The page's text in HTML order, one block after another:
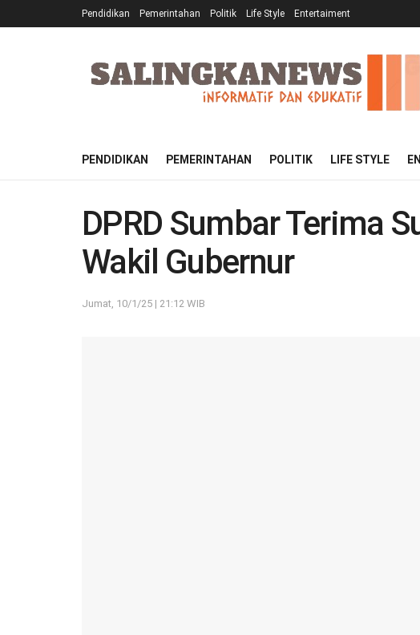
Pendidikan Pemerintahan Politik Life Style Entertaiment
PENDIDIKAN PEMERINTAHAN POLITIK LIFE STYLE
DPRD Sumbar Terima
Wakil Gubernur
Jumat, 10/1/25 | 21:12 WIB